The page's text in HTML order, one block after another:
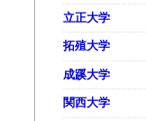
立正大学
拓殖大学
成蹊大学
関西大学